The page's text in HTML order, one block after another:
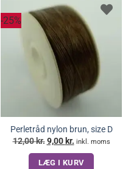
-25%
Perletråd nylon brun, size D
12,00kr. Den
oprindelige
pris
var:
9,00 kr. Den
aktuelle
pris
er:
inkl. moms
LÆG I KURV